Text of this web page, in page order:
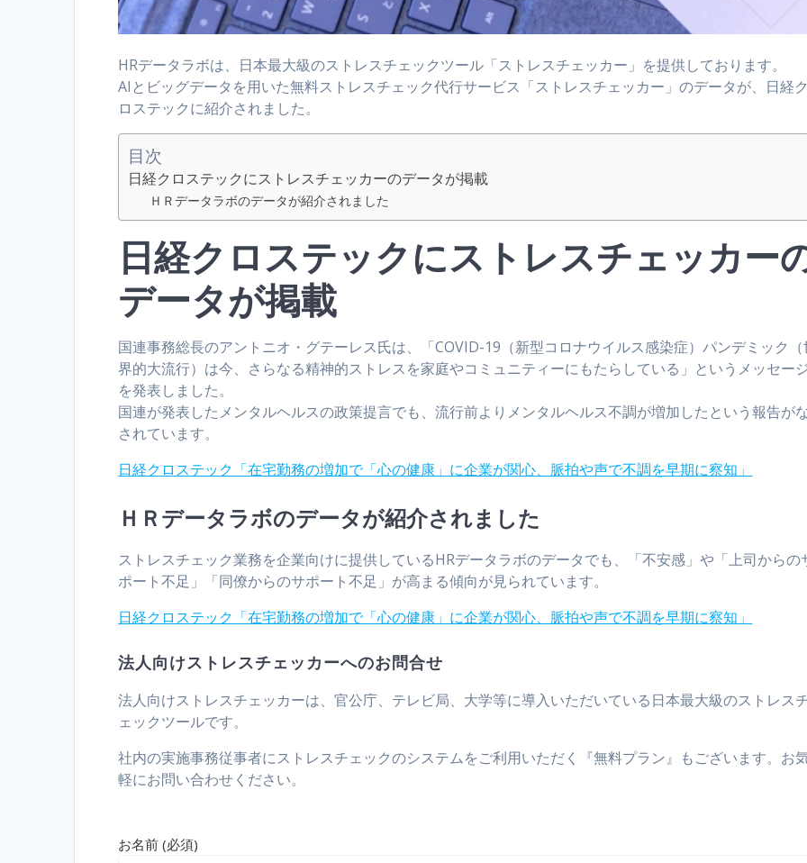
HRデータラボは、日本最大級のストレスチェックツール「ストレスチェッカー」を提供しております。
AIとビッグデータを用いた無料ストレスチェック代行サービス「ストレスチェッカー」のデータが、日経
ロステックに紹介されました。
目次
日経クロステックにストレスチェッカーのデータが掲載
ＨＲデータラボのデータが紹介されました
日経クロステックにストレスチェッカー
データが掲載
国連事務総長のアントニオ・グテーレス氏は、「COVID-19（新型コロナウイルス感染症）パンデミック
界的大流行）は今、さらなる精神的ストレスを家庭やコミュニティーにもたらしている」というメッセー
を発表しました。
国連が発表したメンタルヘルスの政策提言でも、流行前よりメンタルヘルス不調が増加したという報告が
されています。
日経クロステック「在宅勤務の増加で「心の健康」に企業が関心、脈拍や声で不調を早期に察知」
ＨＲデータラボのデータが紹介されました
ストレスチェック業務を企業向けに提供しているHRデータラボのデータでも、「不安感」や「上司からの
ポート不足」「同僚からのサポート不足」が高まる傾向が見られています。
日経クロステック「在宅勤務の増加で「心の健康」に企業が関心、脈拍や声で不調を早期に察知」
法人向けストレスチェッカーへのお問合せ
法人向けストレスチェッカーは、官公庁、テレビ局、大学等に導入いただいている日本最大級のストレス
ェックツールです。
社内の実施事務従事者にストレスチェックのシステムをご利用いただく『無料プラン』もございます。お
軽にお問い合わせください。
お名前 (必須)